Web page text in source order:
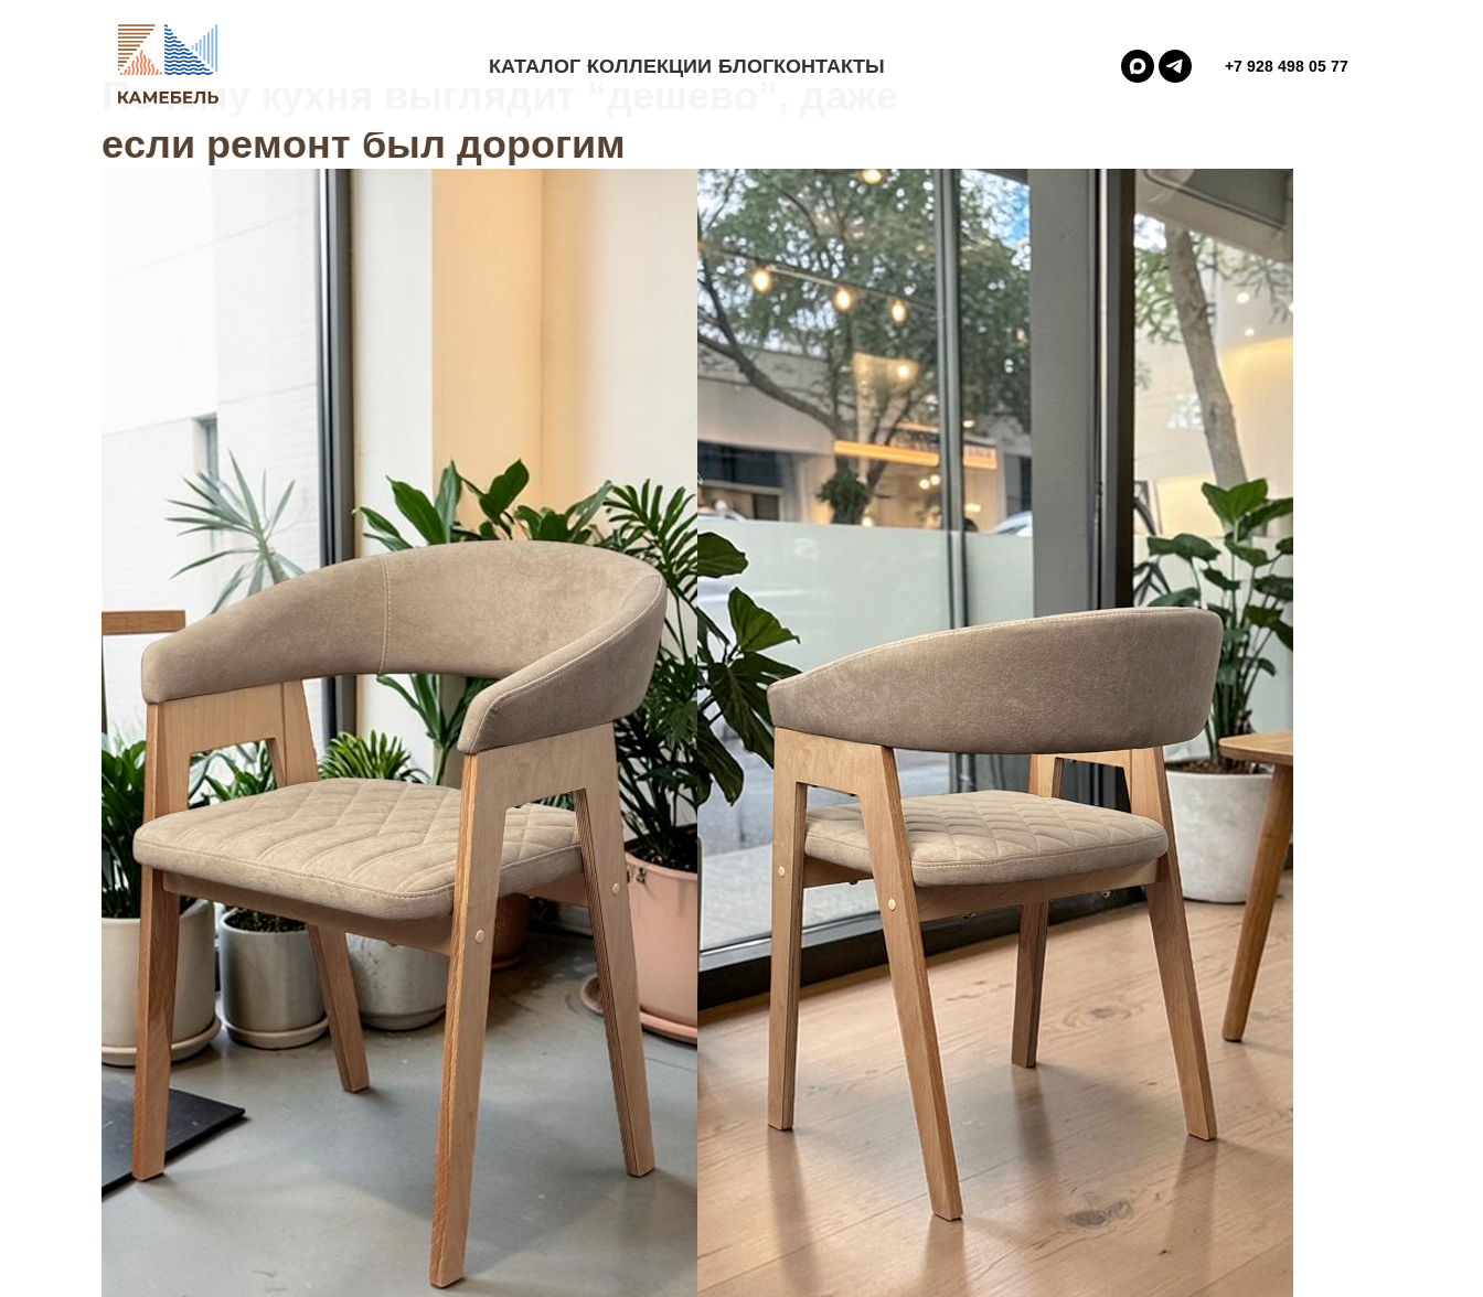
КАТАЛОГ КОЛЛЕКЦИИ БЛОГКОНТАКТЫ +7 928 498 05 77
Почему кухня выглядит “дешево”, даже
если ремонт был дорогим